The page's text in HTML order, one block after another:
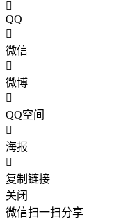
QQ
微信
微博
QQ空间
海报
复制链接
关闭
微信扫一扫分享